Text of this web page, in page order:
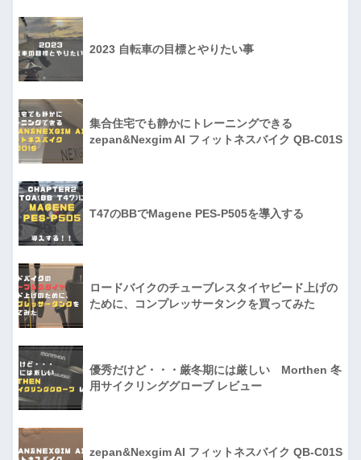
2023 自転車の目標とやりたい事
集合住宅でも静かにトレーニングできる
zepan&Nexgim AI フィットネスバイク QB-C01S
T47のBBでMagene PES-P505を導入する
ロードバイクのチューブレスタイヤビード上げの
ために、コンプレッサータンクを買ってみた
優秀だけど・・・厳冬期には厳しい Morthen 冬
用サイクリンググローブ レビュー
zepan&Nexgim AI フィットネスバイク QB-C01S